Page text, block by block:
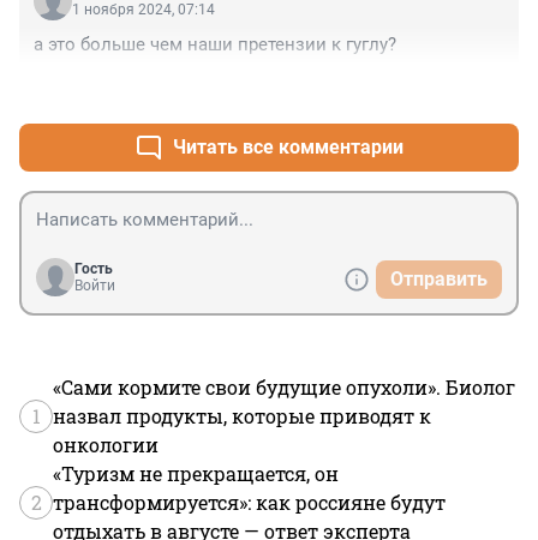
1 ноября 2024, 07:14
а это больше чем наши претензии к гуглу?
Читать все комментарии
Гость
Войти
Отправить
1
«Сами кормите свои будущие опухоли». Биолог
назвал продукты, которые приводят к
онкологии
2
«Туризм не прекращается, он
трансформируется»: как россияне будут
отдыхать в августе — ответ эксперта